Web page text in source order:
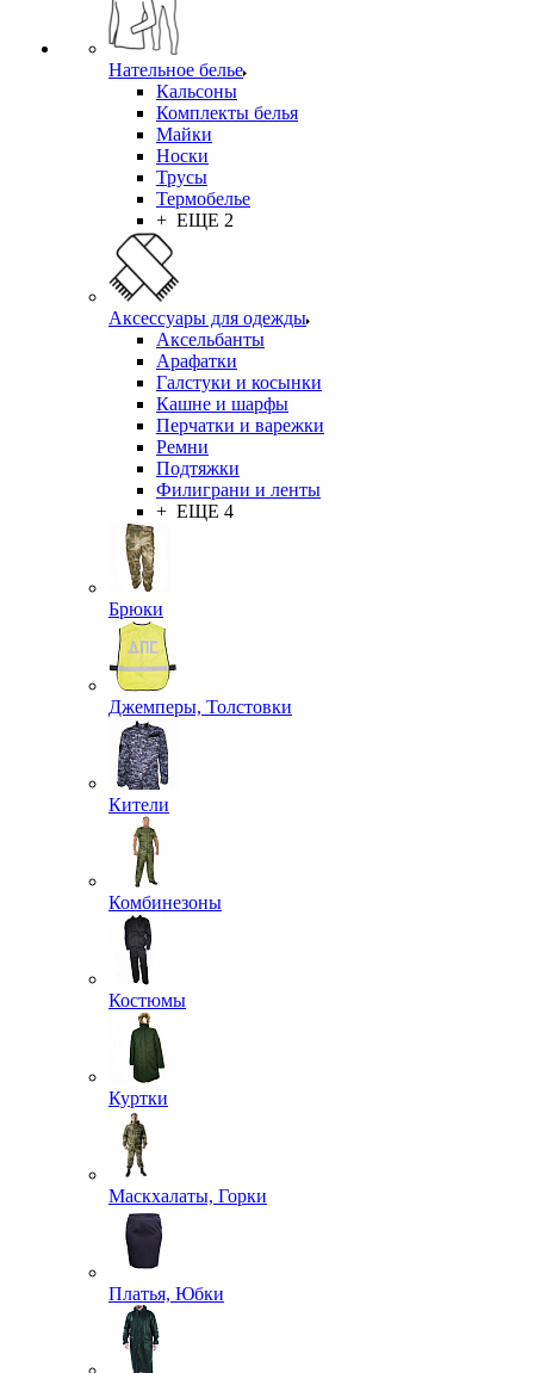
Нательное белье
Кальсоны
Комплекты белья
Майки
Носки
Трусы
Термобелье
+ ЕЩЕ 2
Аксессуары для одежды
Аксельбанты
Арафатки
Галстуки и косынки
Кашне и шарфы
Перчатки и варежки
Ремни
Подтяжки
Филиграни и ленты
+ ЕЩЕ 4
Брюки
Джемперы, Толстовки
Кители
Комбинезоны
Костюмы
Куртки
Маскхалаты, Горки
Платья, Юбки